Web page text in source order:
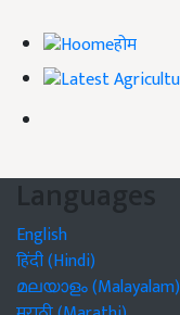
होम
Languages
English
हिंदी (Hindi)
മലയാളം (Malayalam)